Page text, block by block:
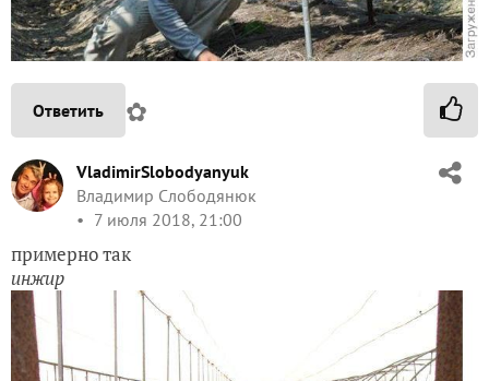
Ответить ✿
VladimirSlobodyanyuk
Владимир Слободянюк
7 июля 2018, 21:00
примерно так
инжир